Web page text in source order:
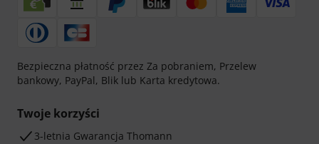
Bezpieczna płatność przez Za pobraniem, Przelew
bankowy, PayPal, Blik lub Karta kredytowa.
Twoje korzyści
3-letnia Gwarancja Thomann